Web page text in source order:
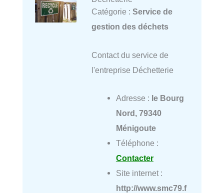
Catégorie : Service de
gestion des déchets
Contact du service de
l'entreprise Déchetterie
Adresse : le Bourg
Nord, 79340
Ménigoute
Téléphone :
Contacter
Site internet :
http://www.smc79.f